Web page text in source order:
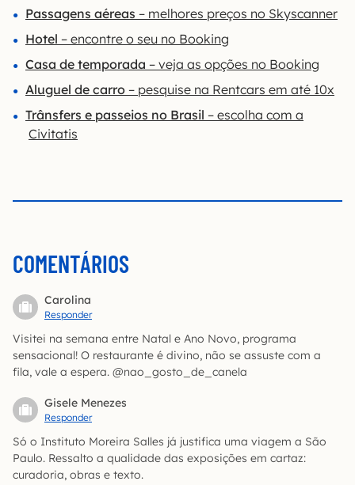
Passagens aéreas – melhores preços no Skyscanner
Hotel – encontre o seu no Booking
Casa de temporada – veja as opções no Booking
Aluguel de carro – pesquise na Rentcars em até 10x
Trânsfers e passeios no Brasil – escolha com a
Civitatis
COMENTÁRIOS
Carolina
Responder
Visitei na semana entre Natal e Ano Novo, programa
sensacional! O restaurante é divino, não se assuste com a
fila, vale a espera. @nao_gosto_de_canela
Gisele Menezes
Responder
Só o Instituto Moreira Salles já justifica uma viagem a São
Paulo. Ressalto a qualidade das exposições em cartaz:
curadoria, obras e texto.